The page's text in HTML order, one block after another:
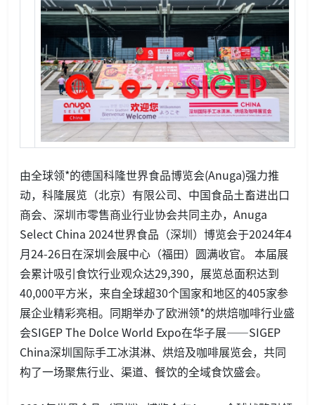
由全球领*的德国科隆世界食品博览会(Anuga)强力推
动，科隆展览（北京）有限公司、中国食品土畜进出口
商会、深圳市零售商业行业协会共同主办，Anuga
Select China 2024世界食品（深圳）博览会于2024年4
月24-26日在深圳会展中心（福田）圆满收官。 本届展
会累计吸引食饮行业观众达29,390，展览总面积达到
40,000平方米，来自全球超30个国家和地区的405家参
展企业精彩亮相。同期举办了欧洲领*的烘焙咖啡行业盛
会SIGEP The Dolce World Expo在华子展——SIGEP
China深圳国际手工冰淇淋、烘焙及咖啡展览会，共同
构了一场聚焦行业、渠道、餐饮的全域食饮盛会。